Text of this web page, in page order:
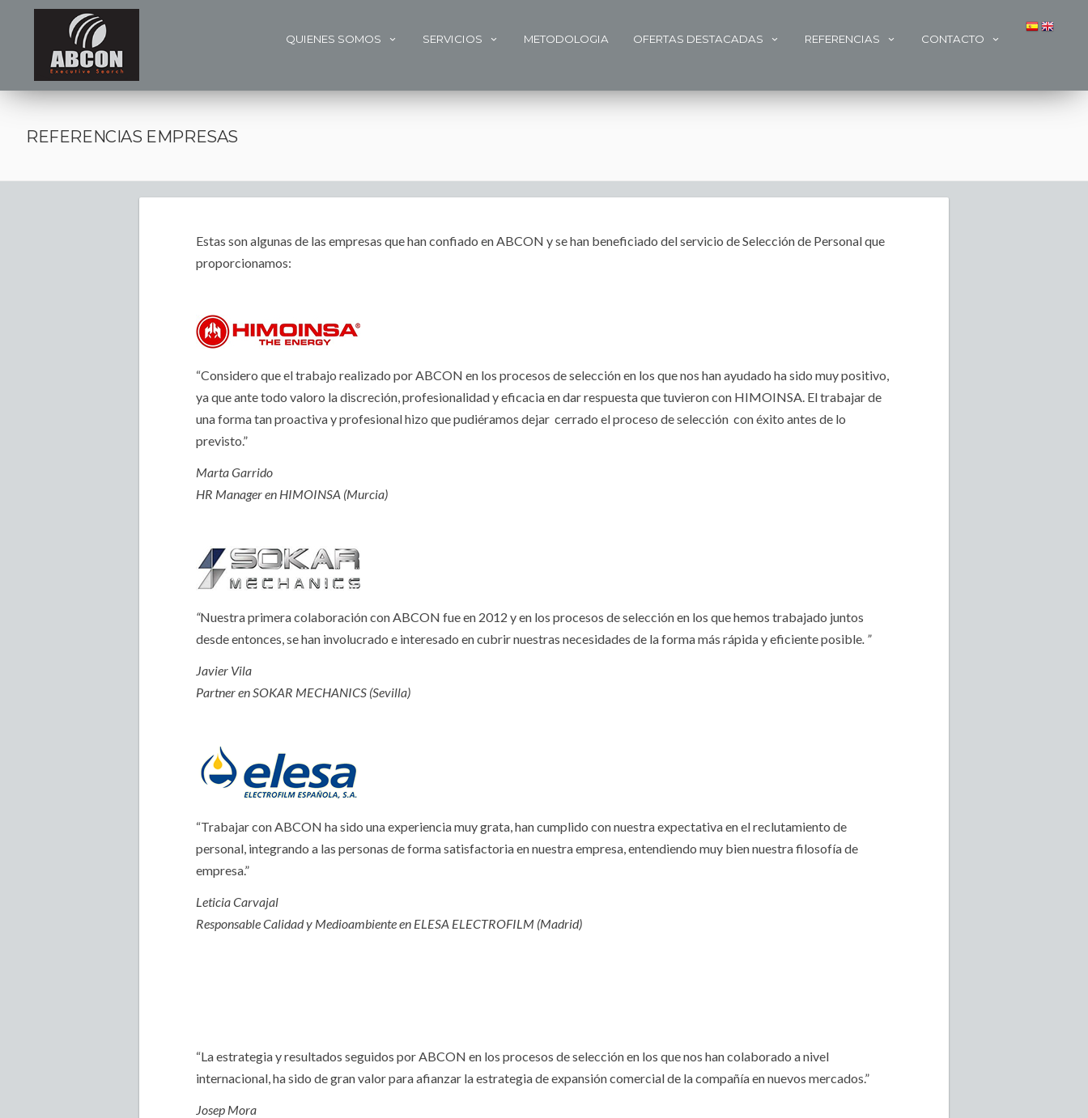
QUIENES SOMOS SERVICIOS METODOLOGIA OFERTAS DESTACADAS REFERENCIAS CONTACTO
REFERENCIAS EMPRESAS
Estas son algunas de las empresas que han confiado en ABCON y se han beneficiado del servicio de Selección de Personal que
proporcionamos:
“Considero que el trabajo realizado por ABCON en los procesos de selección en los que nos han ayudado ha sido muy positivo,
ya que ante todo valoro la discreción, profesionalidad y eficacia en dar respuesta que tuvieron con HIMOINSA. El trabajar de
una forma tan proactiva y profesional hizo que pudiéramos dejar cerrado el proceso de selección con éxito antes de lo
previsto.”
Marta Garrido
HR Manager en HIMOINSA (Murcia)
“Nuestra primera colaboración con ABCON fue en 2012 y en los procesos de selección en los que hemos trabajado juntos
desde entonces, se han involucrado e interesado en cubrir nuestras necesidades de la forma más rápida y eficiente posible. ”
Javier Vila
Partner en SOKAR MECHANICS (Sevilla)
“Trabajar con ABCON ha sido una experiencia muy grata, han cumplido con nuestra expectativa en el reclutamiento de
personal, integrando a las personas de forma satisfactoria en nuestra empresa, entendiendo muy bien nuestra filosofía de
empresa.”
Leticia Carvajal
Responsable Calidad y Medioambiente en ELESA ELECTROFILM (Madrid)
“La estrategia y resultados seguidos por ABCON en los procesos de selección en los que nos han colaborado a nivel
internacional, ha sido de gran valor para afianzar la estrategia de expansión comercial de la compañía en nuevos mercados.”
Josep Mora